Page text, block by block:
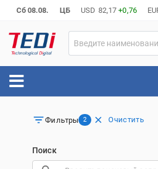
Сб 08.08. ЦБ USD 82,17 +0,76
Фильтры 2 Очистить
Поиск